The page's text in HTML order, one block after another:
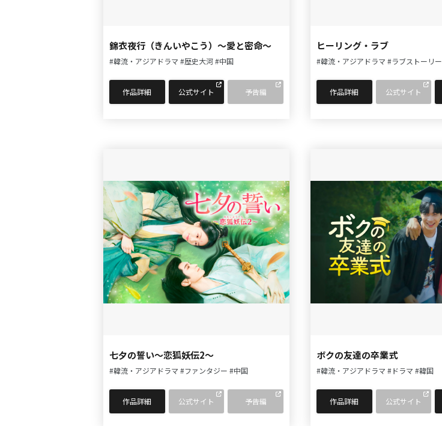
錦衣夜行（きんいやこう）～愛と密命～
#韓流・アジアドラマ #歴史大河#中国
作品詳細 公式サイト 予告編
ヒーリング・ラブ
#韓流・アジアドラマ #ラブストーリー
作品詳細 公式サイト
七夕の誓い～恋狐妖伝2～
#韓流・アジアドラマ #ファンタジー #中国
作品詳細 公式サイト 予告編
ボクの友達の卒業式
#韓流・アジアドラマ #ドラマ #韓国
作品詳細 公式サイト